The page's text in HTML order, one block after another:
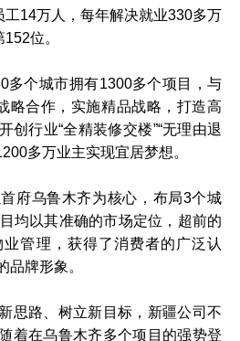
14万人，每年解决就业330多万
位。
个城市拥有1300多个项目，与
略合作，实施精品战略，打造高
创行业“全精装修交楼”“无理由退
多万业主实现宜居梦想。
乌鲁木齐为核心，布局3个城
均以其准确的市场定位，超前的
管理，获得了消费者的广泛认
品牌形象。
路、树立新目标，新疆公司不
着在乌鲁木齐多个项目的强势登